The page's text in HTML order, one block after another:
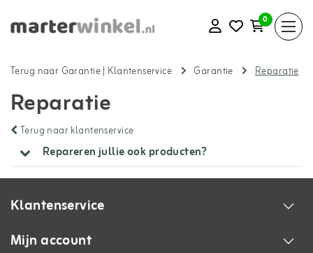
0
Terug naar Garantie| Klantenservice Garantie Reparatie
Reparatie
Terug naar klantenservice
Repareren jullie ook producten?
Klantenservice
Mijn account